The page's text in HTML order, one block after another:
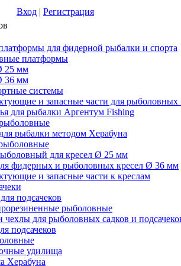
Вход | Регистрация
для фидерной рыбалки и спорта
платформы
25 мм
36 мм
системы
и запасные части для рыболовных
для рыбалки Аргентум Fishing
рыбалки методом Херабуна
для кресел Ø 25 мм
фидерных и рыболовных кресел Ø 36 мм
и запасные части к креслам
подсачеков
рыболовные
для рыболовных садков и
подсачеков
удилища
Херабуна